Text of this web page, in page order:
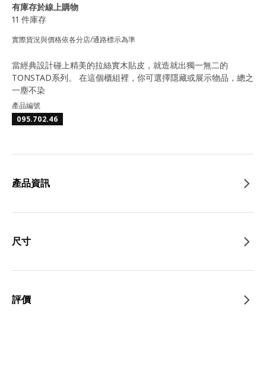
有庫存於線上購物
11 件庫存
實際貨況與價格依各分店/通路標示為準
當經典設計碰上精美的拉絲實木貼皮，就造就出獨一無二的
TONSTAD系列。 在這個櫃組裡，你可選擇隱藏或展示物品，總之
一塵不染
產品編號
095.702.46
產品資訊
尺寸
評價